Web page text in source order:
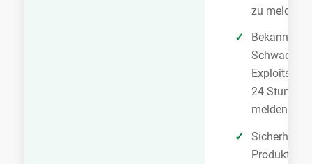
zu melden
Bekannte
Exploits
24 Stunden
melden